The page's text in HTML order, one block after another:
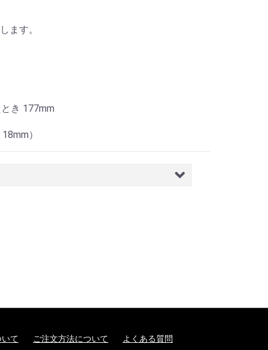
ます。
き 177mm
）
て ご注文方法について よくある質問